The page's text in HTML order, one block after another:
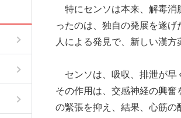
特にセンソは本来、解毒消
ったのは、独自の発展を遂
人による発見で、新しい漢方
センソは、吸収、排泄が早
その作用は、交感神経の興
の緊張を抑え、結果、心筋の